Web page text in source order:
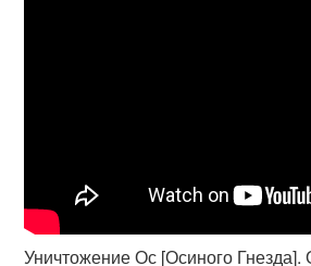
Уничтожение Ос [Осиного